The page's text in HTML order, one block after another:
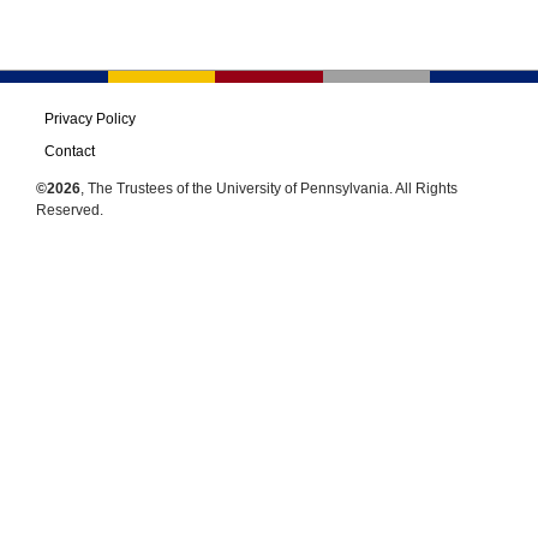
Privacy Policy
Contact
©2026, The Trustees of the University of Pennsylvania. All Rights
Reserved.